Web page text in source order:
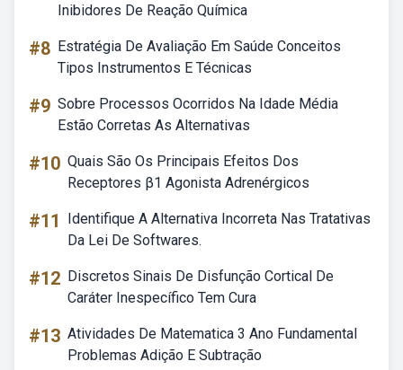
Inibidores De Reação Química
#8 Estratégia De Avaliação Em Saúde Conceitos
Tipos Instrumentos E Técnicas
#9 Sobre Processos Ocorridos Na Idade Média
Estão Corretas As Alternativas
#10 Quais São Os Principais Efeitos Dos
Receptores β1 Agonista Adrenérgicos
#11
Identifique A Alternativa Incorreta Nas Tratativas
Da Lei De Softwares.
#12 Discretos Sinais De Disfunção Cortical De
Caráter Inespecífico Tem Cura
#13 Atividades De Matematica 3 Ano Fundamental
Problemas Adição E Subtração